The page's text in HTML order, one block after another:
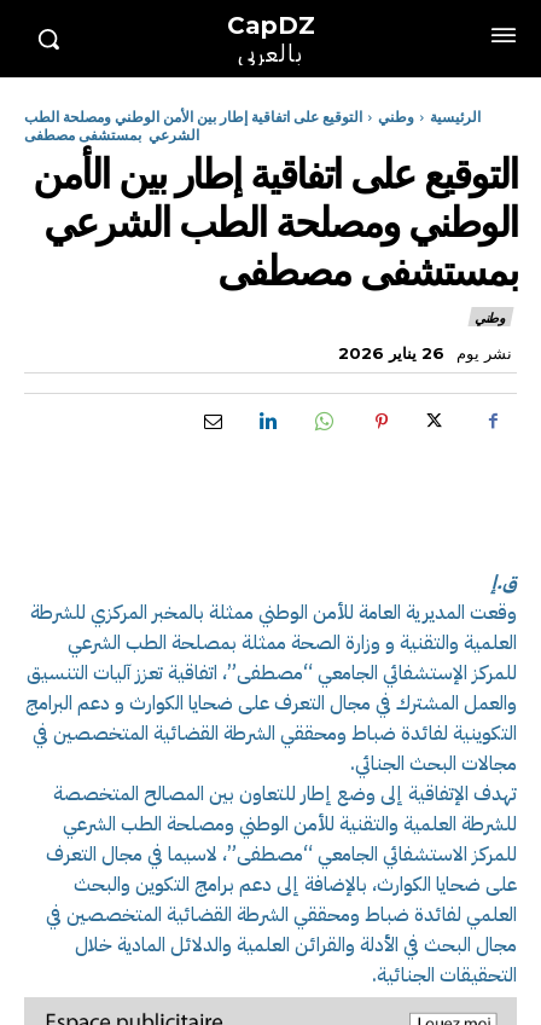
CapDZ
بالعربي
الرئيسية وطني
التوقيع على اتفاقية إطار بين الأمن الوطني ومصلحة الطب
الشرعي بمستشفى مصطفى
التوقيع على اتفاقية إطار بين الأمن
الوطني ومصلحة الطب الشرعي
بمستشفى مصطفى
وطني
نشر يوم 26 يناير 2026
ق.إ
وقعت المديرية العامة للأمن الوطني ممثلة بالمخبر المركزي للشرطة
العلمية والتقنية و وزارة الصحة ممثلة بمصلحة الطب الشرعي
للمركز الإستشفائي الجامعي “مصطفى”، اتفاقية تعزز آليات التنسيق
والعمل المشترك في مجال التعرف على ضحايا الكوارث و دعم البرامج
التكوينية لفائدة ضباط ومحققي الشرطة القضائية المتخصصين في
مجالات البحث الجنائي.
تهدف الإتفاقية إلى وضع إطار للتعاون بين المصالح المتخصصة
للشرطة العلمية والتقنية للأمن الوطني ومصلحة الطب الشرعي
للمركز الاستشفائي الجامعي “مصطفى”، لاسيما في مجال التعرف
على ضحايا الكوارث، بالإضافة إلى دعم برامج التكوين والبحث
العلمي لفائدة ضباط ومحققي الشرطة القضائية المتخصصين في
مجال البحث في الأدلة والقرائن العلمية والدلائل المادية خلال
التحقيقات الجنائية.